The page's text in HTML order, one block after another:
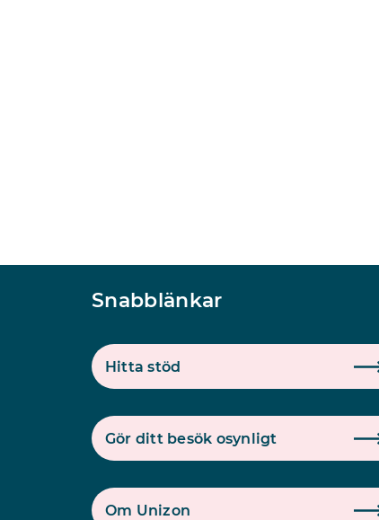
Snabblänkar
Hitta stöd
Gör ditt besök osynligt
Om Unizon